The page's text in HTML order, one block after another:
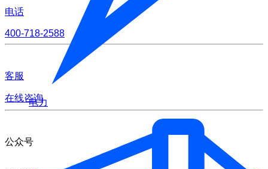
电力
电话
400-718-2588
客服
在线咨询
公众号